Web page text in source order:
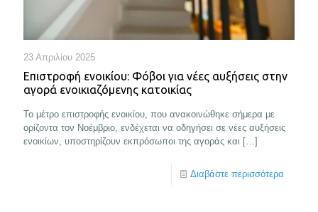
23 Απριλίου 2025
Επιστροφή ενοικίου: Φόβοι για νέες αυξήσεις στην
αγορά ενοικιαζόμενης κατοικίας
Το μέτρο επιστροφής ενοικίου, που ανακοινώθηκε σήμερα με
ορίζοντα τον Νοέμβριο, ενδέχεται να οδηγήσει σε νέες αυξήσεις
ενοικίων, υποστηρίζουν εκπρόσωποι της αγοράς και […]
Διαβάστε περισσότερα